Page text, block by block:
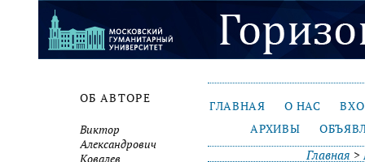
ОБ АВТОРЕ
Виктор
Александрович
Ковалев
ГЛАВНАЯ О НАС
АРХИВЫ
Главная >